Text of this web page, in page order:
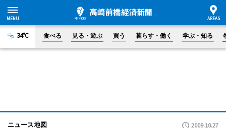
34°C 食べる 見る・遊ぶ 買う 暮らす・働く 学ぶ・知る
ニュース地図 2009.10.27